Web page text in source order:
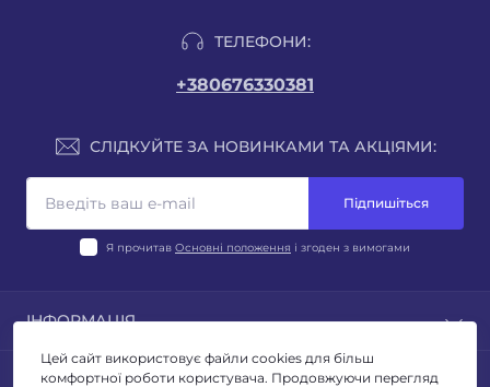
ТЕЛЕФОНИ:
+380676330381
СЛІДКУЙТЕ ЗА НОВИНКАМИ ТА АКЦІЯМИ:
Підпишіться
Я прочитав Основні положення і згоден з вимогами
ІНФОРМАЦІЯ
Блог
ПОПУЛЯРНЕ
Цей сайт використовує файли cookies для більш
комфортної роботи користувача. Продовжуючи перегляд